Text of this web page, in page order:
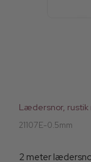
Lædersnor,
21107E-0.5mm
2 meter